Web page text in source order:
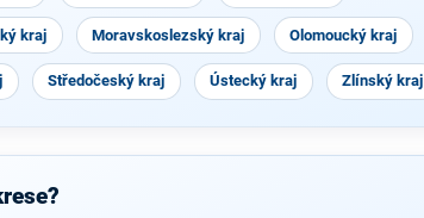
kraj Moravskoslezský kraj Olomoucký kraj
Středočeský kraj Ústecký kraj Zlínský kraj